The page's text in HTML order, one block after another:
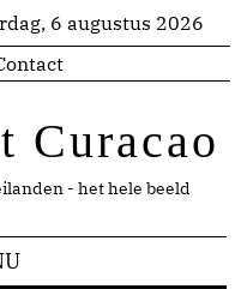
6 augustus 2026
Curacao
- het hele beeld